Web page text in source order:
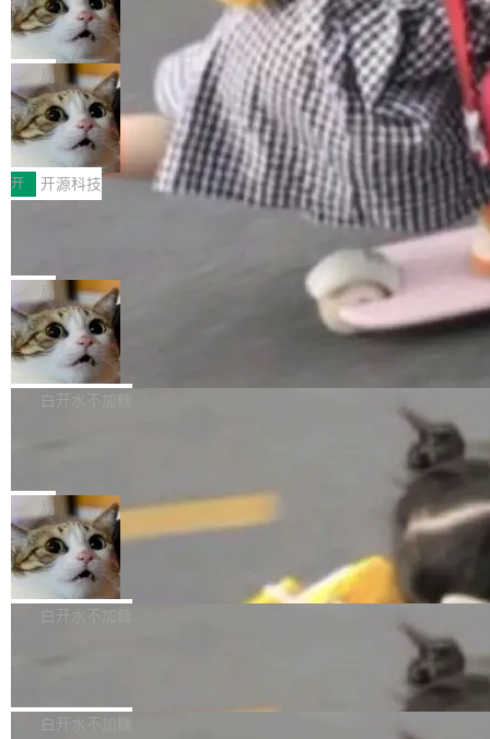
一是如何让大模型和智能体应用安全地从PoC走
向生产，二是如何让测试团队跟得上AI应用...
ean 表示是否可切换，nullable 的默认模式、浅
色方案、深色方案——会产生大量无意义的组
合。方案缺了、配置冲突了、全 null 了。要知道
哪些组合有效，作者说，你得靠"文档、校验、或
者部落知识"。 换个写法。Rust 的 enum，两个
变体：Switchable...
做，没什么新鲜的。 但 Kenton Varda 在 Twitte
r 上把事情说清楚了： 今天我们发布了 Cloudfla
re OS，一个带连接器的聊天机器人，跟其他所
有科技公司做的一样。只不过，实际上它不一
样。这是 Sandstorm.io 的重制版，我十年前的
那个创业公司。不同的是，这次它构建在 Cloudf
lare Workers 上——我花了九年时间搭建的平台
——并且深度集成了 AI。这基本上是我十年秘密
Deno 团队开源 Celld，可自托管的分
布式 Durable Objects
Ryan Dahl 领导的 Deno 团队推出了最新开源项
目 Celld，一个能在自己机器上运行 Cloudflare
Workers 和 Durable Objects 的守护进程。 设
计思路很直接：每个对象是一个独立的 SQLite
数据库，按名称寻址，复制到你自己的 S3 兼容
存储库里。节点之间只通过这个存储库协调——
没有控制平面，没有共识协议。每个对象自带一
个小型数据库，应用天然按分片构建，单个数据
库的竞争和爆炸半径问题在设计层面就被消除
了。 闲置的 cell 会休眠到几乎不占资源。当 cel
l 迁移或唤醒时，新宿主从 S3 恢复 SQLite 数据
库继续执行。存储库是持久化的唯一真相...
局
鲁大师7月新机性能/流畅/AI榜：vivo夺
性能、流畅双第一，三星Galaxy Z系列
新折叠缺席
2026年7月的手机市场，由于存储等硬件成本暴
增，手机厂商的日子也不好过啊，新机速度明显
放缓，因此硝烟味淡了许多。新机参数规格除开
高价的三星折叠（三星Galaxy Z Fold8 Ultra / Z
Fold8 / Z Flip8）外，其余要么是中低端机器，
例如iQOO Z11i、REDMI Note 17、REDMI No
te 17 Pro、OPPO K15，要么是vivo X300 E这
样的次旗舰。 Galaxy Z Fold8 Ultra / Z Fold8 /
Z Flip8三款折叠屏新机均在7月22日发布，且全
部搭载骁龙8 Elite Gen5 for Galaxy，它们本该
开 开源科技
Zed 编辑器团队发布了新项目——DeltaDB，一
个在 git commit 之间记录每一次编辑操作的版
本控制系统。目前处于 Early Access 阶段。 De
ltaDB 的核心思路直接写在 landing page 最显
眼的位置：「Software is made between com
mits」——软件是在 commit 之间写出来的。git
是把这段空隙补上。 回退到任何一次编辑：Delt
aDB 捕获 commit 之间的每一次操作，...
局
SpaceXAI 单季资本开支达 183 亿美元
根据风险投资人Tomer Tunguz 博客（VC 分
析）披露的最新分析与第二季度业绩报告，Spac
微软同期总资本开支的四成。 与亚马逊、Alpha
bet、微软以及 Meta 等传统科技巨头相比，Spa
ceXAI的资金消耗速度尤为引人瞩目。然而，支
撑庞大支出的资金来源却呈现出截然不同的面
貌。数据显示，微软和 Meta 主要依托充沛的经
白开水不加糖
一个在终端里运行的编程 agent；Muse Spark
1.2，驱动这个 agent 的新模型。一句话概括：
你可以用 curl -fsSL https://dev.meta.ai/install.
sh | bash 安装一个能在大项目里自动规划、写
代码、验证结果的 AI 终端工具。 据介绍，Muse
个主 agent 循环，外加一组后台 agent。这些后
局
美团开源 LoHoSearch，用知识图谱校
准 AI 能力认知
机器出题的前提，是让机器拥有全局视野。整个
构建流程可以分为四个环节：建图 → 控制难度
白开水不加糖
库，并将作为transport接入Mooncake TENT。
白开水不加糖